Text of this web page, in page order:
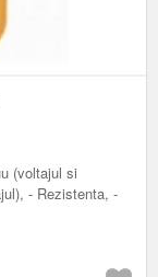
(voltajul si
- Rezistenta, -